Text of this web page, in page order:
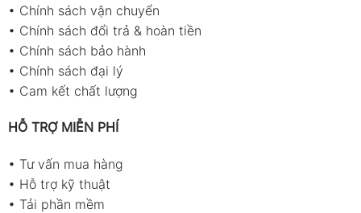
• Chính sách vận chuyển
• Chính sách đổi trả & hoàn tiền
• Chính sách bảo hành
• Chính sách đại lý
• Cam kết chất lượng
HỖ TRỢ MIỄN PHÍ
• Tư vấn mua hàng
• Hỗ trợ kỹ thuật
• Tải phần mềm